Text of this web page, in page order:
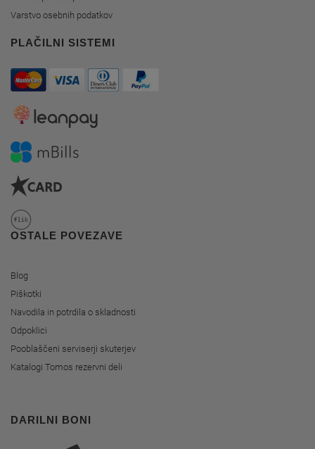
Varstvo osebnih podatkov
PLAČILNI SISTEMI
OSTALE POVEZAVE
Blog
Piškotki
Navodila in potrdila o skladnosti
Odpoklici
Pooblaščeni serviserji skuterjev
Katalogi Tomos rezervni deli
DARILNI BONI